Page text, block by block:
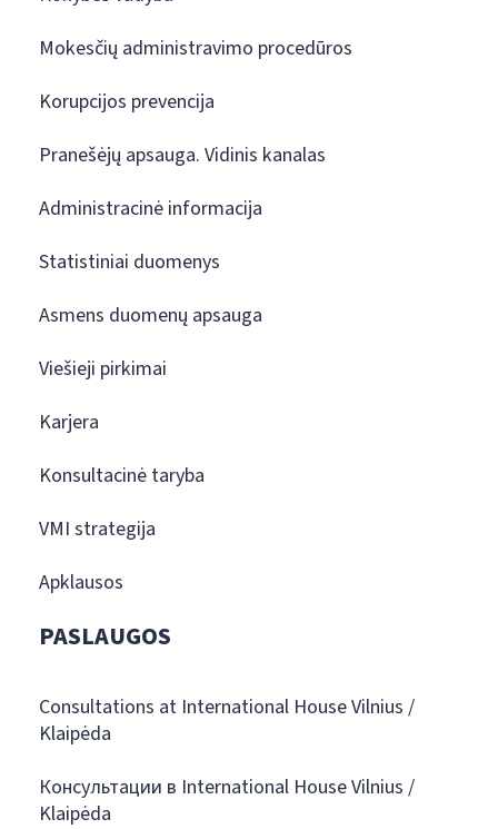
Mokesčių administravimo procedūros
Korupcijos prevencija
Pranešėjų apsauga. Vidinis kanalas
Administracinė informacija
Statistiniai duomenys
Asmens duomenų apsauga
Viešieji pirkimai
Karjera
Konsultacinė taryba
VMI strategija
Apklausos
PASLAUGOS
Consultations at International House Vilnius /
Klaipėda
Консультации в International House Vilnius /
Klaipėda